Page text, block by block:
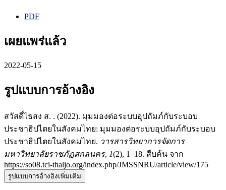
PDF
เผยแพร่แล้ว
2022-05-15
รูปแบบการอ้างอิง
สวัสดิ์ไธสง ส. . (2022). มุมมองต่อระบบอุปถัมภ์กับระบอบ
ประชาธิปไตยในสังคมไทย: มุมมองต่อระบบอุปถัมภ์กับระบอบ
ประชาธิปไตยในสังคมไทย. วารสารวิทยาการจัดการ
มหาวิทยาลัยราชภัฏสกลนคร, 1(2), 1–18. สืบค้น จาก
https://so08.tci-thaijo.org/index.php/JMSSNRU/article/view/175
รูปแบบการอ้างอิงเพิ่มเติม